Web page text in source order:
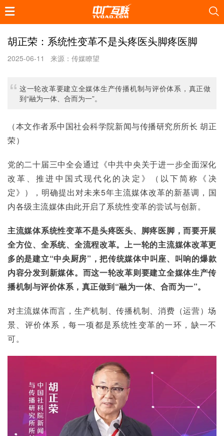
胡正荣：系统性变革不是头疼医头脚疼医脚
2025-06-11 来源：传媒瞭望
这一轮改革要建立全媒体生产传播机制与评价体系，真正做
到“融为一体、合而为一”。
（本文作者系中国社会科学院新闻与传播研究所所长 胡正
荣）
党的二十届三中全会通过《中共中央关于进一步全面深化
改革、推进中国式现代化的决定》（以下简称《决
定》），明确提出对未来5年主流媒体改革的新基调，国
内各级主流媒体由此开启了系统性变革的尝试与创新。
主流媒体系统性变革不是头疼医头、脚疼医脚，而要开展
全方位、全系统、全流程改革。上一轮的主流媒体改革更
多的是建立“中央厨房”，把传统媒体中叫座、叫响的爆款
内容分发到新媒体。而这一轮改革则要建立全媒体生产传
播机制与评价体系，真正做到“融为一体、合而为一”。
对主流媒体而言，生产机制、传播机制、消费（运营）场
景、评价体系，每一项都是系统性变革的一环，缺一不
可。